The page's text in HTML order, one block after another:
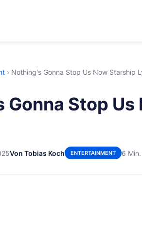
› Nothing's Gonna Stop Us Now Starship
Gonna Stop
Von Tobias Koch ENTERTAINMENT 6